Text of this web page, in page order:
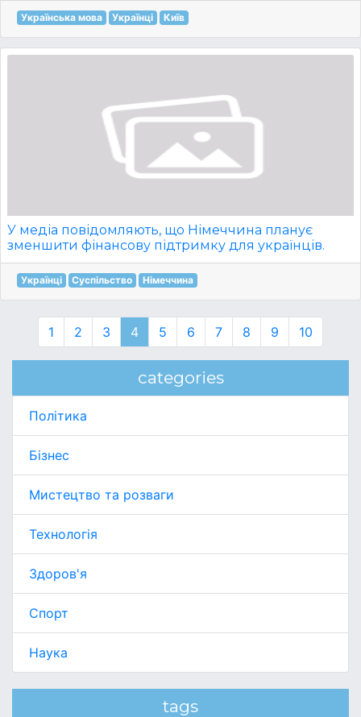
Українська мова Українці Київ
У медіа повідомляють, що Німеччина планує
зменшити фінансову підтримку для українців.
Українці Суспільство Німеччина
1 2 3 4 5 6 7 8 9 10
categories
Політика
Бізнес
Мистецтво та розваги
Технологія
Здоров'я
Спорт
Наука
tags